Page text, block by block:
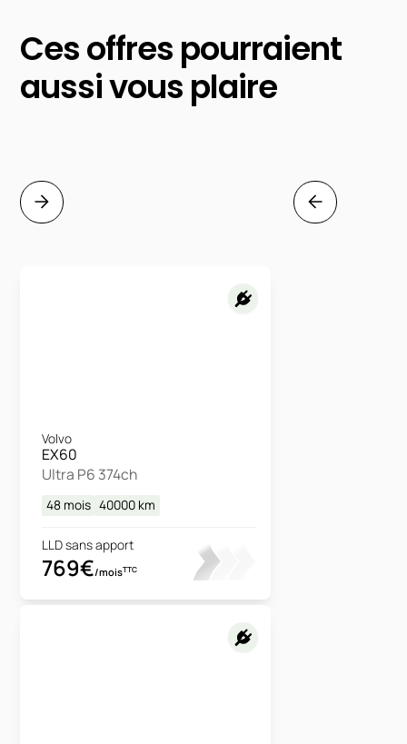
Ces offres pourraient
aussi vous plaire
Volvo
EX60
Ultra P6 374ch
48 mois 40000 km
LLD sans apport
769€/moisTTC